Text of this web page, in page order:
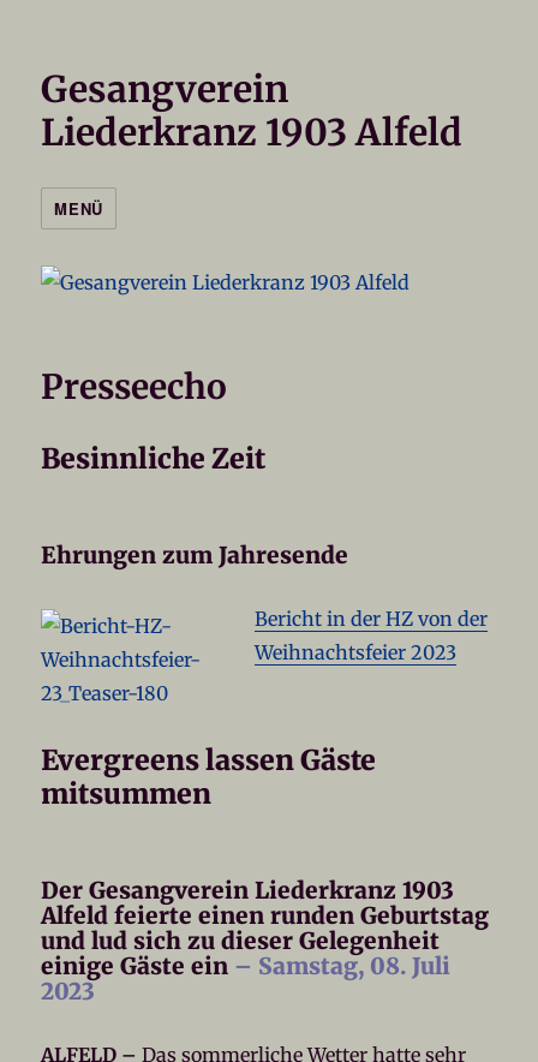
Gesangverein
Liederkranz 1903 Alfeld
MENÜ
Presseecho
Besinnliche Zeit
Ehrungen zum Jahresende
Bericht in der HZ von der
Weihnachtsfeier 2023
Evergreens lassen Gäste
mitsummen
Der Gesangverein Liederkranz 1903
Alfeld feierte einen runden Geburtstag
und lud sich zu dieser Gelegenheit
einige Gäste ein – Samstag, 08. Juli
2023
ALFELD – Das sommerliche Wetter hatte sehr